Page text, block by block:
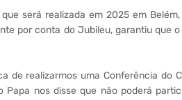
será realizada em 2025 em
por conta do Jubileu, garantiu que
de realizarmos uma Conferência do
nos disse que não poderá